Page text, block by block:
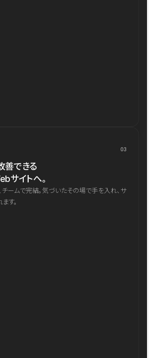
03
善できる
サイトへ。
チームで完結。気づいたその場で手を入れ、サ
す。